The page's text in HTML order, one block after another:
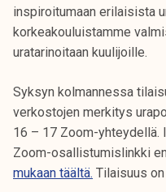
inspiroitumaan erilaisista
korkeakouluistamme
uratarinoitaan kuulijoille.
Syksyn kolmannessa
verkostojen merkitys
16 – 17 Zoom-yhteydellä.
Zoom-osallistumislinkki
mukaan täältä. Tilaisuus